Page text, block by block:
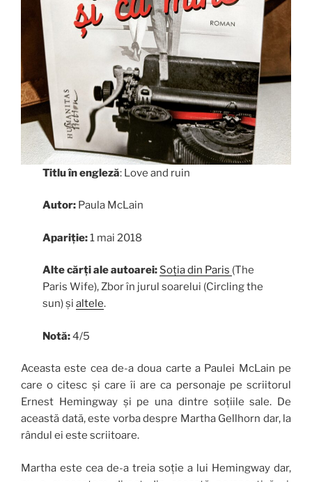
Titlu în engleză: Love and ruin
Autor: Paula McLain
Apariție:1 mai 2018
Alte cărți ale autoarei: Soția din Paris (The
Paris Wife), Zbor în jurul soarelui (Circling the
sun) șialtele.
Notă:4/5
Aceasta este cea de-a doua carte a Paulei McLain pe
care o citesc și care îi are ca personaje pe scriitorul
Ernest Hemingway și pe una dintre soțiile sale. De
această dată, este vorba despre Martha Gellhorn dar, la
rândul ei este scriitoare.
Martha este cea de-a treia soție a lui Hemingway dar,